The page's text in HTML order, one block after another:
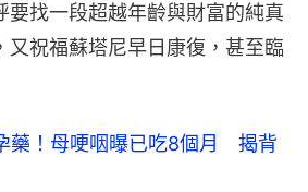
要找一段超越年齡與財富的純真
又祝福蘇塔尼早日康復，甚至臨
藥！母哽咽曝已吃8個月 揭背